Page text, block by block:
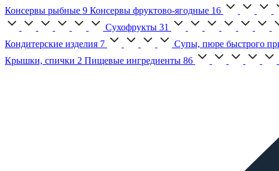
Консервы рыбные 9 Консервы фруктово-ягодные 16
Сухофрукты 31
Кондитерские изделия 7 Супы, пюре быстрого
Крышки, спички 2 Пищевые ингредиенты 86